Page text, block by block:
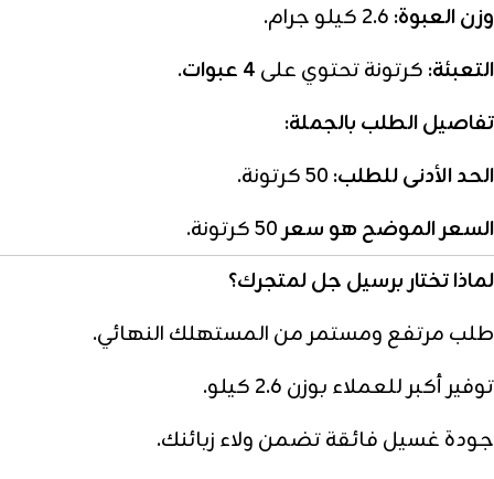
وزن العبوة:
التعبئة: كرتونة تحتوي على 4 عبوات
.
تفاصيل الطلب بالجملة:
الحد الأدنى للطلب:
السعر الموضح هو سعر50 كرتونة.
لماذا تختار برسيل جل لمتجرك؟
طلب مرتفع ومستمر من المستهلك النهائي.
توفير أكبر للعملاء بوزن 2.6 كيلو.
جودة غسيل فائقة تضمن ولاء زبائنك.